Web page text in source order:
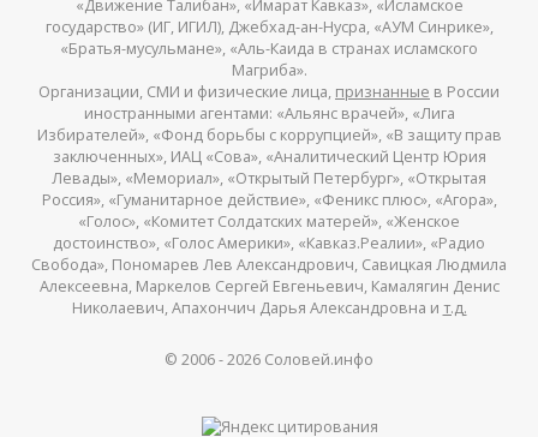
«Движение Талибан», «Имарат Кавказ», «Исламское
государство» (ИГ, ИГИЛ), Джебхад-ан-Нусра, «АУМ Синрике»,
«Братья-мусульмане», «Аль-Каида в странах исламского
Магриба».
Организации, СМИ и физические лица, признанные в России
иностранными агентами: «Альянс врачей», «Лига
Избирателей», «Фонд борьбы с коррупцией», «В защиту прав
заключенных», ИАЦ «Сова», «Аналитический Центр Юрия
Левады», «Мемориал», «Открытый Петербург», «Открытая
Россия», «Гуманитарное действие», «Феникс плюс», «Агора»,
«Голос», «Комитет Солдатских матерей», «Женское
достоинство», «Голос Америки», «Кавказ.Реалии», «Радио
Свобода», Пономарев Лев Александрович, Савицкая Людмила
Алексеевна, Маркелов Сергей Евгеньевич, Камалягин Денис
Николаевич, Апахончич Дарья Александровна и т.д.
© 2006 -2026 Соловей.инфо